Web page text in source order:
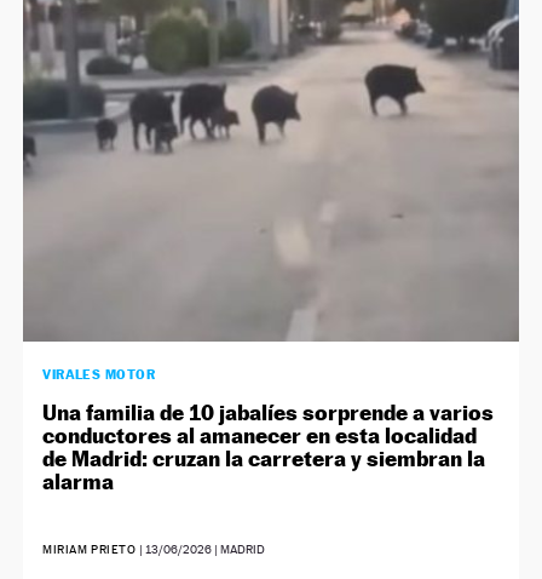
VIRALES MOTOR
Una familia de 10 jabalíes sorprende a varios
conductores al amanecer en esta localidad
de Madrid: cruzan la carretera y siembran la
alarma
MIRIAM PRIETO | 13/06/2026| MADRID